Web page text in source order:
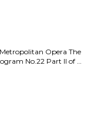
Opera The
No.22 Part II of XI